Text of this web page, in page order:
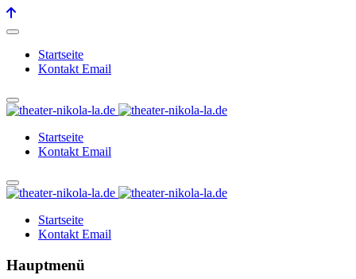
Startseite
Kontakt Email
Startseite
Kontakt Email
Startseite
Kontakt Email
Hauptmenü